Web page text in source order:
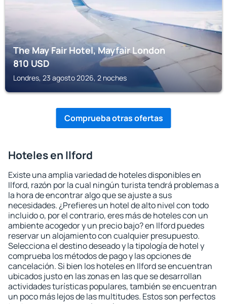
The May Fair Hotel, Mayfair London
810USD
Londres, 23 agosto 2026, 2 noches
Comprueba otras ofertas
Hoteles en Ilford
Existe una amplia variedad de hoteles disponibles en
Ilford, razón por la cual ningún turista tendrá problemas a
la hora de encontrar algo que se ajuste a sus
necesidades. ¿Prefieres un hotel de alto nivel con todo
incluido o, por el contrario, eres más de hoteles con un
ambiente acogedor y un precio bajo? en Ilford puedes
reservar un alojamiento con cualquier presupuesto.
Selecciona el destino deseado y la tipología de hotel y
comprueba los métodos de pago y las opciones de
cancelación. Si bien los hoteles en Ilford se encuentran
ubicados justo en las zonas en las que se desarrollan
actividades turísticas populares, también se encuentran
un poco más lejos de las multitudes. Estos son perfectos